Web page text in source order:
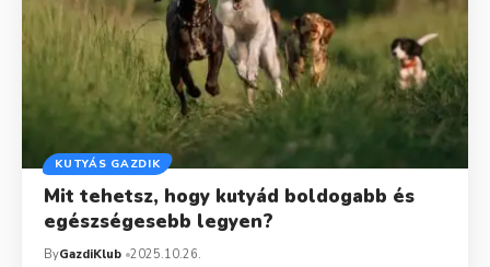
KUTYÁS GAZDIK
Mit tehetsz, hogy kutyád boldogabb és
egészségesebb legyen?
ByGazdiKlub 2025.10.26.